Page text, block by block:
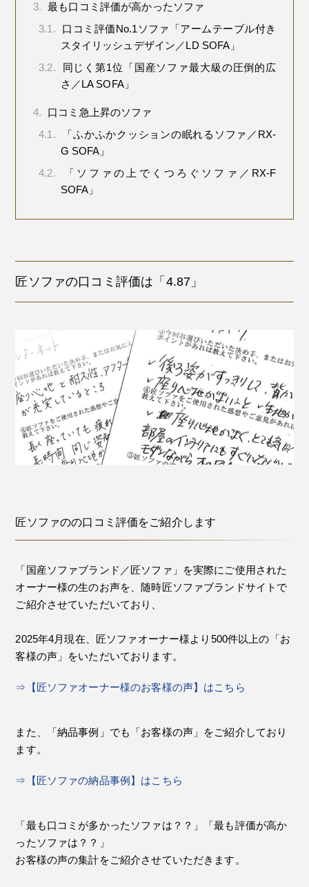
3. 最も口コミ評価が高かったソファ
3.1.
口コミ評価No.1ソファ「アームテーブル付き
スタイリッシュデザイン／LD SOFA」
3.2.
同じく第1位「国産ソファ最大級の圧倒的広
さ／LA SOFA」
4.
口コミ急上昇のソファ
4.1.
「ふかふかクッションの眠れるソファ／RX-
G SOFA」
4.2.
「ソファの上でくつろぐソファ／RX-F
SOFA」
匠ソファの口コミ評価は「4.87」
匠ソファのの口コミ評価をご紹介します
「国産ソファブランド／匠ソファ」を実際にご使用された
オーナー様の生のお声を、随時匠ソファブランドサイトで
ご紹介させていただいており、
2025年4月現在、匠ソファオーナー様より500件以上の「お
客様の声」をいただいております。
⇒【匠ソファオーナー様のお客様の声】はこちら
また、「納品事例」でも「お客様の声」をご紹介しており
ます。
⇒【匠ソファの納品事例】はこちら
「最も口コミが多かったソファは？？」「最も評価が高か
ったソファは？？」
お客様の声の集計をご紹介させていただきます。